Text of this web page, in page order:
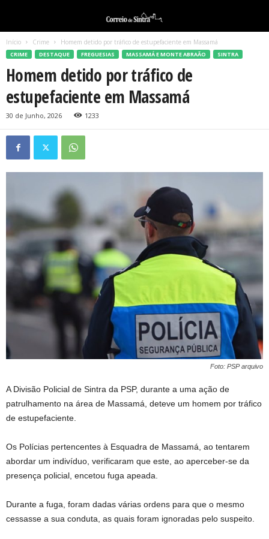
Início Crime Homem detido por tráfico de estupefaciente em Massamá
CRIME DESTAQUE FREGUESIAS MASSAMÁ E MONTE ABRAÃO SINTRA
Homem detido por tráfico de
estupefaciente em Massamá
30 de Junho, 2026 1233
Foto: PSP arquivo
A Divisão Policial de Sintra da PSP, durante a uma ação de
patrulhamento na área de Massamá, deteve um homem por tráfico
de estupefaciente.
Os Polícias pertencentes à Esquadra de Massamá, ao tentarem
abordar um indivíduo, verificaram que este, ao aperceber-se da
presença policial, encetou fuga apeada.
Durante a fuga, foram dadas várias ordens para que o mesmo
cessasse a sua conduta, as quais foram ignoradas pelo suspeito.